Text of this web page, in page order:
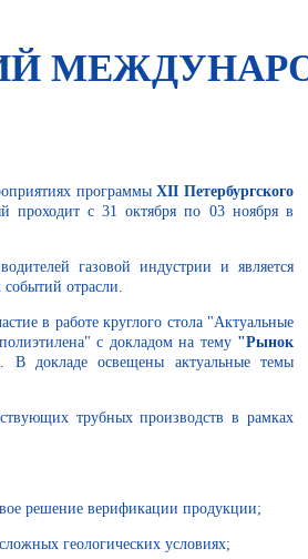
программыXII Петербургского
проходит с 31 октября по 03 ноября в
газовой индустрии и является
отрасли.
в работе круглого стола "Актуальные
с докладом на тему "Рынок
. В докладе освещены актуальные темы
трубных производств в рамках
решение верификации продукции;
геологических условиях;